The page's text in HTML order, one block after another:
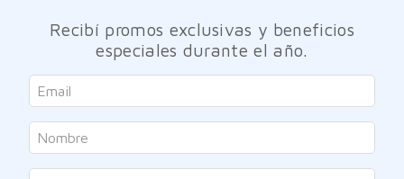
Buscar
Nutricion y Deporte Suplemento Deportivo
Bagó - Arcor
Recibí promos exclusivas y beneficios
especiales durante el año.